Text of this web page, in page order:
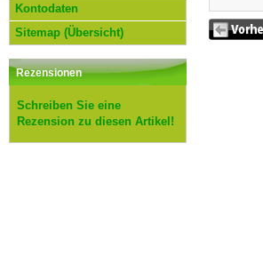
Kontodaten
Sitemap (Übersicht)
Rezensionen
Schreiben Sie eine
Rezension zu diesen Artikel!